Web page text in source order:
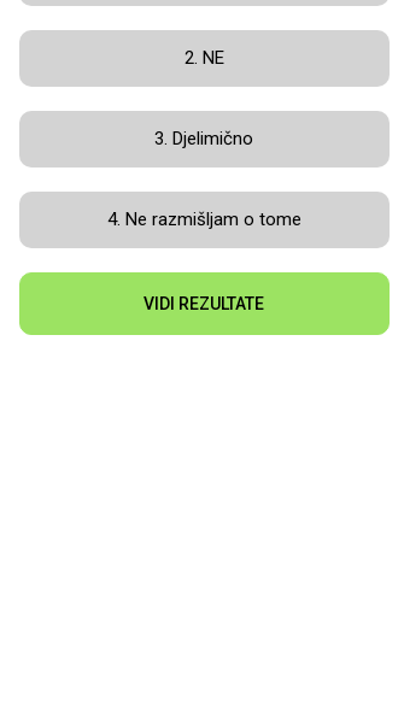
2. NE
3. Djelimično
4. Ne razmišljam o tome
VIDI REZULTATE